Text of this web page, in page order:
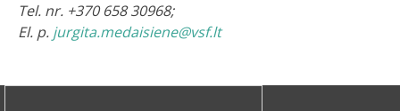
Tel. nr. +370 658 30968;
El. p. jurgita.medaisiene@vsf.lt